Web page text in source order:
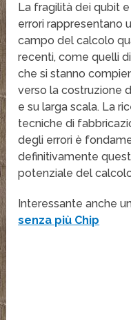
La fragilità dei qubit
errori rappresentano
campo del calcolo
recenti, come quelli
che si stanno
verso la costruzione
e su larga scala. La
tecniche di
degli errori è
definitivamente
potenziale del
Interessante anche
senza più Chip